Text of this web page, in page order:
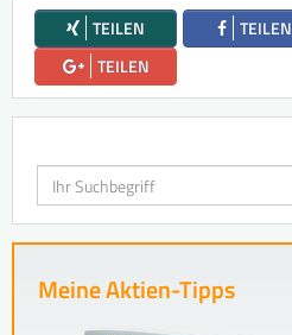
TEILEN TEILEN
TEILEN
Suchen
Meine Aktien-Tipps